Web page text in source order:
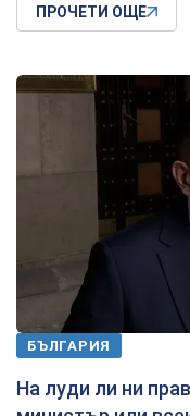
ПРОЧЕТИ ОЩЕ
БЪЛГАРИЯ
На луди ли ни